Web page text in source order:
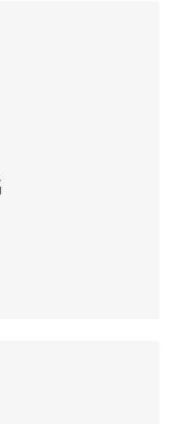
承诺书所列条